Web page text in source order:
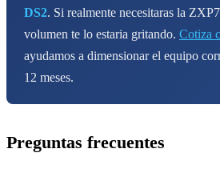
DS2. Si realmente necesitaras la
volumen te lo estaria gritando. Cotiza
ayudamos a dimensionar el equipo
12 meses.
Preguntas frecuentes